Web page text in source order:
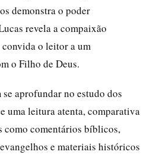
demonstra o poder
revela a compaixão
o leitor a um
o Filho de Deus.
se aprofundar no estudo dos
uma leitura atenta, comparativa
como comentários bíblicos,
e materiais históricos